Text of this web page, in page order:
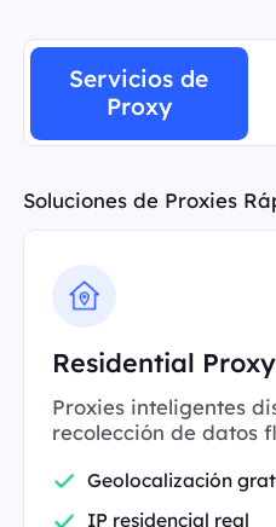
Servicios de
Proxy
Soluciones de Proxies
Residential Proxy
Proxies inteligentes
recolección de datos
Geolocalización
IP residencial real